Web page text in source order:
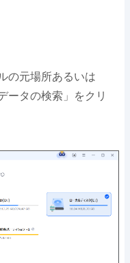
の元場所あるいは
ータの検索」をクリ